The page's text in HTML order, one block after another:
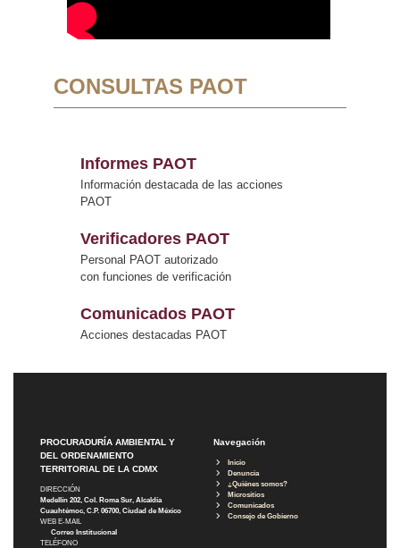
CONSULTAS PAOT
Informes PAOT
Información destacada de las acciones
PAOT
Verificadores PAOT
Personal PAOT autorizado
con funciones de verificación
Comunicados PAOT
Acciones destacadas PAOT
PROCURADURÍA AMBIENTAL Y
DEL ORDENAMIENTO
TERRITORIAL DE LA CDMX
DIRECCIÓN
Medellín 202, Col. Roma Sur, Alcaldía
Cuauhtémoc, C.P. 06700, Ciudad de México
WEB E-MAIL
Correo Institucional
TELÉFONO
Navegación
Inicio
Denuncia
¿Quiénes somos?
Micrositios
Comunicados
Consejo de Gobierno